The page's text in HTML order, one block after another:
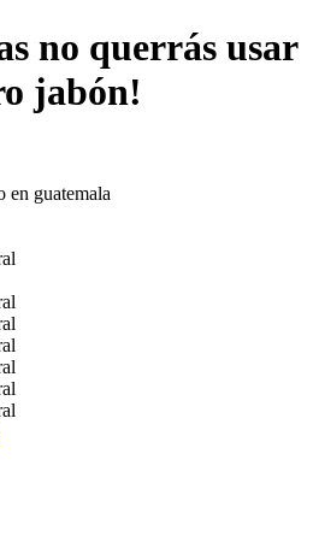
no querrás usar
jabón!